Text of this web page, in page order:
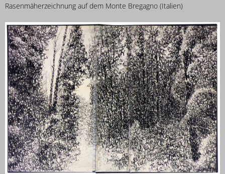
Rasenmäherzeichnung auf dem Monte Bregagno (Italien)